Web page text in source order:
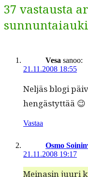
37 vastausta
Vesa sanoo:
21.11.2008 18:55
Neljäs blo­gi
hengästyttää 😉
Vastaa
Osmo
21.11.2008 19:17
Meinasin juuri